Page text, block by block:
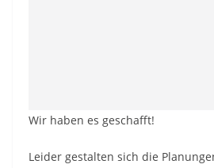
Wir haben es geschafft!
Leider gestalten sich die